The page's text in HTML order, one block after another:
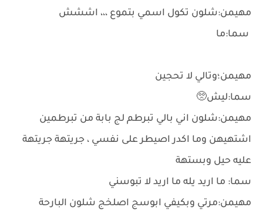
مهيمن:شلون تكول اسمي بتموع ،،، اششش
سما:ما
مهيمن؛وتالي لا تحجين
سما:ليش🥺
مهيمن:شلون اني بالي تبرطم لج بابة من تبرطمين
اشتهيهن وما اكدر اصيطر على نفسي ، جريتهة جريتهة
عليه حيل وبستهة
سما: ما اريد يله ما اريد لا تبوسني
مهيمن:مرتي وبكيفي ابوسج اصلخج شلون البارحة